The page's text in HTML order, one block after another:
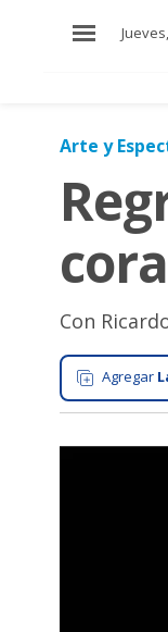
Zona
Cultura
Tecnología
Arte y
Con
Agregar